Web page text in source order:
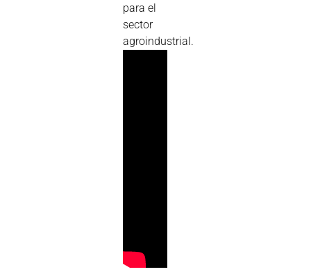
para el
sector
agroindustrial.